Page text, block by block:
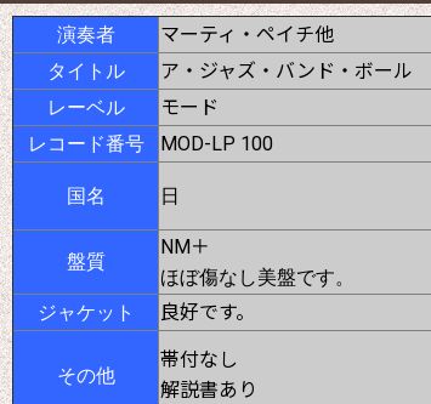
演奏者 マーティ・ペイチ他
タイトル ア・ジャズ・バンド・ボール
レーベル モード
レコード番号 MOD-LP 100
国名 日
盤質
NM＋
ほぼ傷なし美盤です。
ジャケット
良好です。
その他
帯付なし
解説書あり